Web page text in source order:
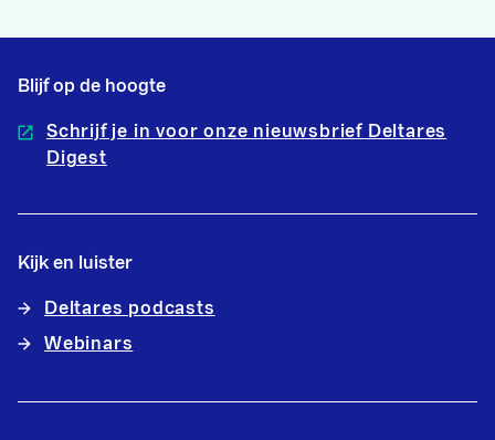
Blijf op de hoogte
Schrijf je in voor onze nieuwsbrief Deltares
Digest
Kijk en luister
Deltares podcasts
Webinars